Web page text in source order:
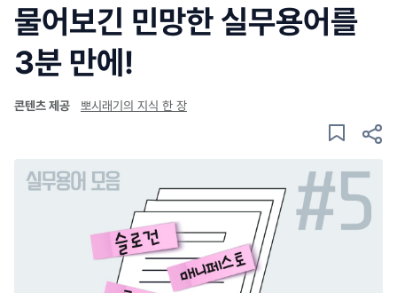
물어보긴 민망한 실무용어를
3분 만에!
콘텐츠 제공 뽀시래기의 지식 한 장